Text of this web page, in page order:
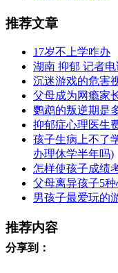
推荐文章
17岁不上学咋办
湖南 抑郁 记者
沉迷游戏的危害
父母成为网瘾家
鹦鹉的叛逆期是
抑郁症心理医生
孩子生病上不了
办理休学半年吗)
怎样使孩子成绩
父母离异孩子5种
男孩子最爱玩的
推荐内容
分享到：